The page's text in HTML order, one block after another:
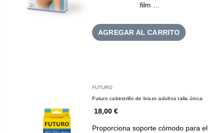
film …
AGREGAR AL CARRITO
FUTURO
Futuro cabestrillo de brazo adultos talla única
18,00 €
Proporciona soporte cómodo para el